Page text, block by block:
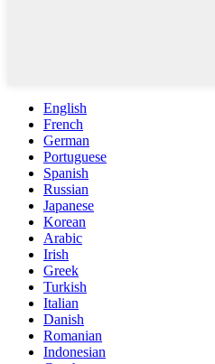
English
French
German
Portuguese
Spanish
Russian
Japanese
Korean
Arabic
Irish
Greek
Turkish
Italian
Danish
Romanian
Indonesian